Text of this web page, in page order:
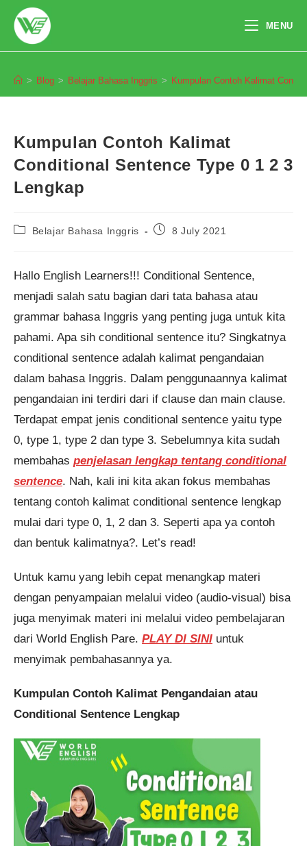
content
MENU
> Blog > Belajar Bahasa Inggris > Kumpulan Contoh Kalimat
Kumpulan Contoh Kalimat
Conditional Sentence Type 0 1 2 3
Lengkap
PostBelajar Bahasa Inggris
Post8 July 2021
Hallo English Learners!!! Conditional Sentence,
menjadi salah satu bagian dari tata bahasa atau
grammar bahasa Inggris yang penting juga untuk kita
pahami. Apa sih conditional sentence itu? Singkatnya
conditional sentence adalah kalimat pengandaian
dalam bahasa Inggris. Dalam penggunaannya kalimat
pengandaian ini terdiri dari if clause dan main clause.
Terdapat empat jenis conditional sentence yaitu type
0, type 1, type 2 dan type 3. Sebelumnya kita sudah
membahas penjelasan lengkap tentang conditional
sentence. Nah, kali ini kita akan fokus membahas
tentang contoh kalimat conditional sentence lengkap
mulai dari type 0, 1, 2 dan 3. Seperti apa ya contoh
dan bentuk kalimatnya?. Let’s read!
Untuk kamu yang lebih cepat menangkap materi
dengan penyampaian melalui video (audio-visual) bisa
juga menyimak materi ini melalui video pembelajaran
dari World English Pare. PLAY DI SINI untuk
menyimak pembahasannya ya.
Kumpulan Contoh Kalimat Pengandaian atau
Conditional Sentence Lengkap
Purwokerto melakukan
pendaftaran program Integrated
Speaking 2 Bulan 10 jam yang